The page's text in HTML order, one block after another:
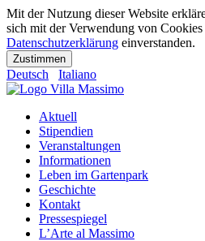
Mit der Nutzung dieser Website
sich mit der Verwendung von Cookies
Datenschutzerklärung einverstanden.
Zustimmen
Deutsch Italiano
Aktuell
Stipendien
Veranstaltungen
Informationen
Leben im Gartenpark
Geschichte
Kontakt
Pressespiegel
L’Arte al Massimo